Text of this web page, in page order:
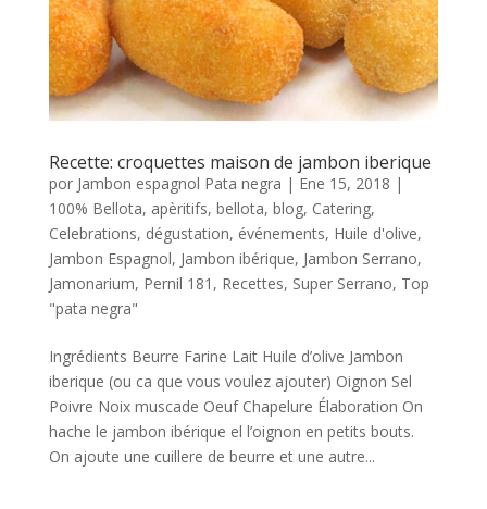
Recette: croquettes maison de jambon iberique
por Jambon espagnol Pata negra | Ene 15, 2018 |
100% Bellota, apèritifs, bellota, blog, Catering,
Celebrations, dégustation, événements, Huile d'olive,
Jambon Espagnol, Jambon ibérique, Jambon Serrano,
Jamonarium, Pernil 181 , Recettes, Super Serrano, Top
"pata negra"
Ingrédients Beurre Farine Lait Huile d’olive Jambon
iberique (ou ca que vous voulez ajouter) Oignon Sel
Poivre Noix muscade Oeuf Chapelure Élaboration On
hache le jambon ibérique el l’oignon en petits bouts.
On ajoute une cuillere de beurre et une autre...